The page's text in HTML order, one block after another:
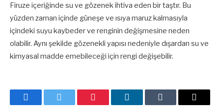
Firuze içeriğinde su ve gözenek ihtiva eden bir taştır. Bu
yüzden zaman içinde güneşe ve ısıya maruz kalmasıyla
içindeki suyu kaybeder ve renginin değişmesine neden
olabilir. Aynı şekilde gözenekli yapısı nedeniyle dışardan su ve
kimyasal madde emebileceği için rengi değişebilir.
FacebookTwitter Pinterest LinkedInTumblr
E-